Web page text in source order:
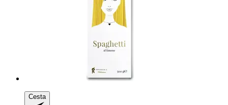
Cesta